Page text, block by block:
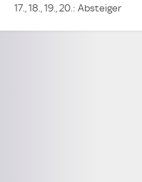
17., 18., 19., 20.: Absteiger